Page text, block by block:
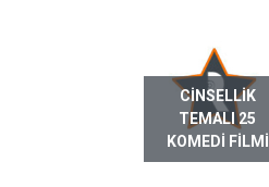
CINSELLIK
TEMALI 25
KOMEDI FILMI